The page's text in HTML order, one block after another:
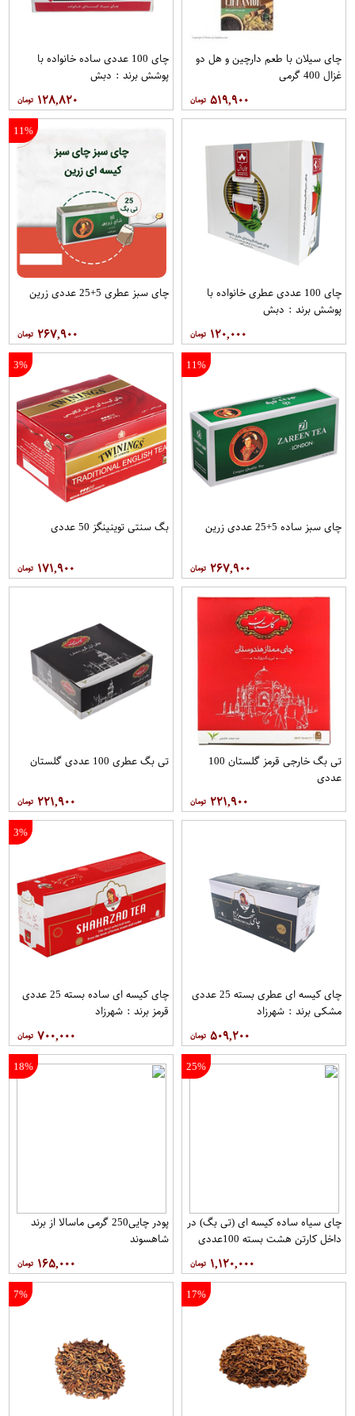
چای سیلان با طعم دارچین و هل دو
غزال 400 گرمی
۵۱۹,۹۰۰
چای 100 عددی ساده خانواده با
پوشش برند : دبش
۱۲۸,۸۲۰
چای 100 عددی عطری خانواده با
پوشش برند : دبش
۱۲۰,۰۰۰
11%
چای سبز عطری 5+25 عددی زرین
۲۶۷,۹۰۰
11%
چای سبز ساده 5+25 عددی زرین
۲۶۷,۹۰۰
3%
بگ سنتی توینینگز 50 عددی
۱۷۱,۹۰۰
تی بگ خارجی قرمز گلستان 100
عددی
۲۲۱,۹۰۰
تی بگ عطری 100 عددی گلستان
۲۲۱,۹۰۰
چای کیسه ای عطری بسته 25 عددی
مشکی برند : شهرزاد
۵۰۹,۲۰۰
3%
چای کیسه ای ساده بسته 25 عددی
قرمز برند : شهرزاد
۷۰۰,۰۰۰
25%
چای سیاه ساده کیسه ای (تی بگ) در
داخل کارتن هشت بسته 100عددی
۱,۱۲۰,۰۰۰
18%
پودر چایی250 گرمی ماسالا از برند
شاهسوند
۱۶۵,۰۰۰
17%
7%